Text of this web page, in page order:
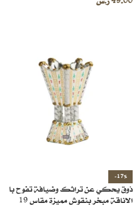
-17%
ذوق يحكي عن تراثك وضيافة تفوح با
الاناقة مبخر بنقوش مميزة مقاس 19